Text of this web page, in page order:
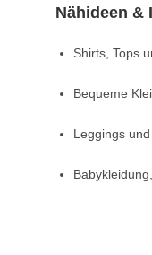
Nähideen &
Shirts, Tops
Bequeme
Leggings